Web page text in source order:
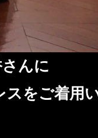
んに
スをご着用